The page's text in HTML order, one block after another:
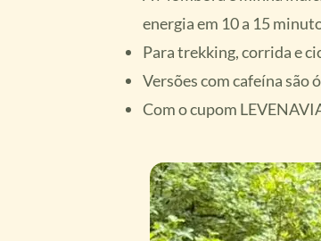
energia em 10 a 15
Para trekking, corrida e
Versões com cafeína são
Com o cupom